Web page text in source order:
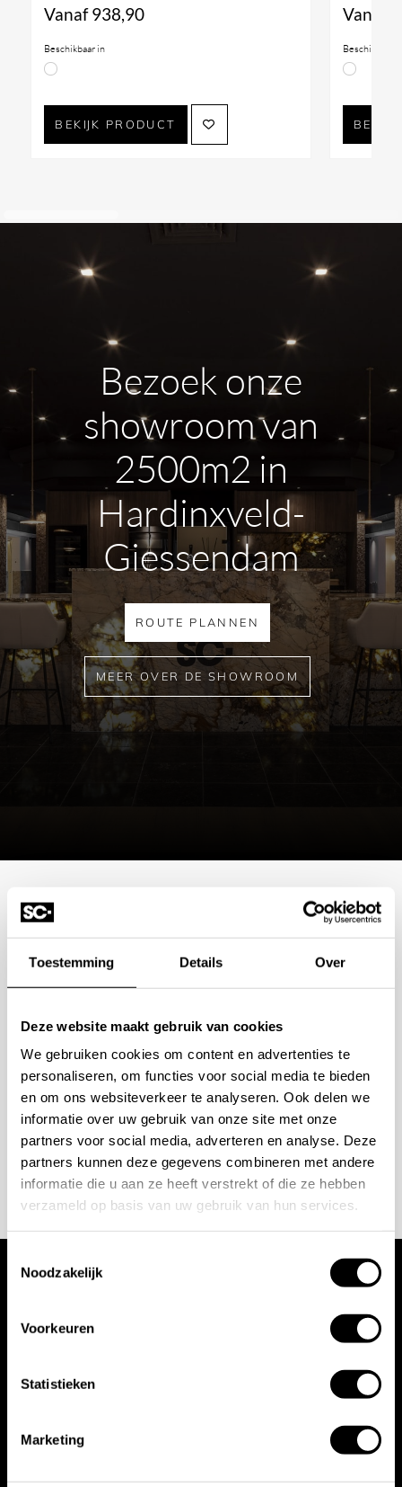
Toestemming Details Over
Deze website maakt gebruik van cookies
We gebruiken cookies om content en advertenties te
personaliseren, om functies voor social media te bieden
en om ons websiteverkeer te analyseren. Ook delen we
informatie over uw gebruik van onze site met onze
partners voor social media, adverteren en analyse. Deze
partners kunnen deze gegevens combineren met andere
informatie die u aan ze heeft verstrekt of die ze hebben
verzameld op basis van uw gebruik van hun services.
Noodzakelijk
Voorkeuren
Statistieken
Marketing
Vanaf938,90
Beschikbaar in
BEKIJK PRODUCT
Vanaf
Beschikbaar
Bezoek onze
showroom van
2500m2 in
Hardinxveld-
Giessendam
ROUTE PLANNEN
MEER OVER DE SHOWROOM
Mogelijkheden
bespreken?
+31 10 28 575 85
projects@stonecompany.nl
AFSPRAAK MAKEN
toonaangevende